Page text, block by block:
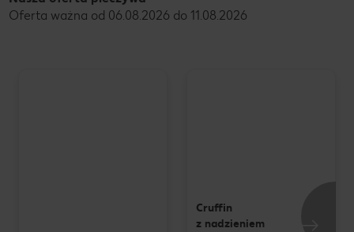
Oferta ważna od 06.08.2026 do 11.08.2026
Cruffin
z nadzieniem